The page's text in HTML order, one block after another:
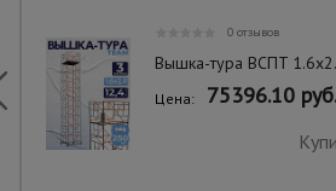
0 отзывов
Вышка-тура ВСПT
Цена: 75396.10 руб.